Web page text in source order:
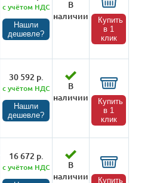
с учётом НДС
Нашли
дешевле?
В
наличии
Купить
в 1
клик
30 592 р.
с учётом НДС
Нашли
дешевле?
В
наличии
Купить
в 1
клик
16 672 р.
с учётом НДС
В
наличии
Купить